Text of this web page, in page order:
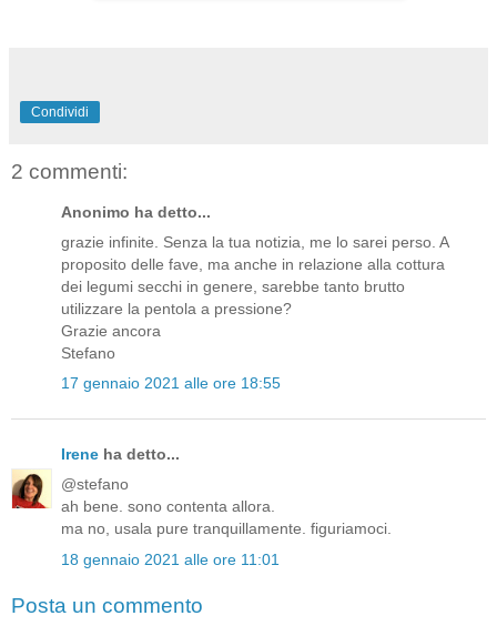
Condividi
2 commenti:
Anonimo ha detto...
grazie infinite. Senza la tua notizia, me lo sarei perso. A
proposito delle fave, ma anche in relazione alla cottura
dei legumi secchi in genere, sarebbe tanto brutto
utilizzare la pentola a pressione?
Grazie ancora
Stefano
17 gennaio 2021 alle ore 18:55
Irene ha detto...
@stefano
ah bene. sono contenta allora.
ma no, usala pure tranquillamente. figuriamoci.
18 gennaio 2021 alle ore 11:01
Posta un commento